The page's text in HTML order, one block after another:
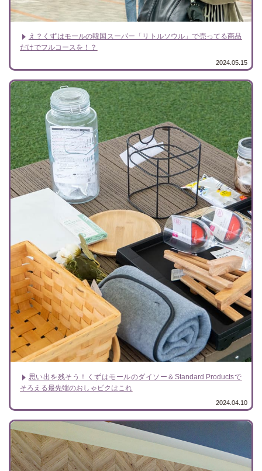
え？くずはモールの韓国スーパー「リトルソウル」で売ってる商品
だけでフルコースを！？
2024.05.15
思い出を残そう！くずはモールのダイソー＆Standard Productsで
そろえる最先端のおしゃピクはこれ
2024.04.10